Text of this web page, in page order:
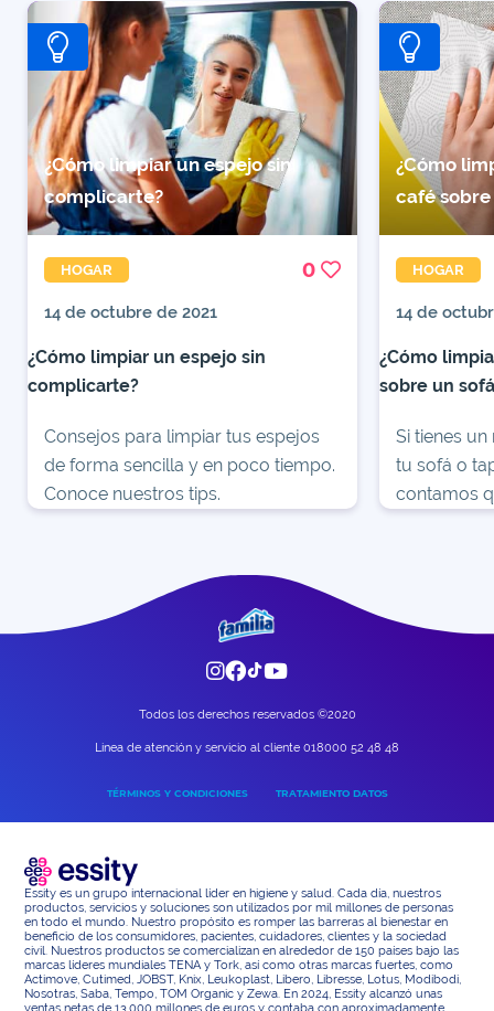
¿Cómo limpiar un espejo sin
complicarte?
HOGAR 0
14 de octubre de 2021
¿Cómo limpiar un espejo sin
complicarte?
Consejos para limpiar tus espejos
de forma sencilla y en poco tiempo.
Conoce nuestros tips.
¿Cómo
café sobre
HOGAR
14 de
¿Cómo
sobre un
Si tienes
tu sofá o
contamos
Todos los derechos reservados ©2020
Linea de atención y servicio al cliente 018000 52 48 48
TÉRMINOS Y CONDICIONES TRATAMIENTO DATOS
Essity es un grupo internacional líder en higiene y salud. Cada día, nuestros
productos, servicios y soluciones son utilizados por mil millones de personas
en todo el mundo. Nuestro propósito es romper las barreras al bienestar en
beneficio de los consumidores, pacientes, cuidadores, clientes y la sociedad
civil. Nuestros productos se comercializan en alrededor de 150 países bajo las
marcas líderes mundiales TENA y Tork, así como otras marcas fuertes, como
Actimove, Cutimed, JOBST, Knix, Leukoplast, Libero, Libresse, Lotus, Modibodi,
Nosotras, Saba, Tempo, TOM Organic y Zewa. En 2024, Essity alcanzó unas